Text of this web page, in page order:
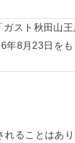
ガスト秋田山
年8月23日を
ることはあり